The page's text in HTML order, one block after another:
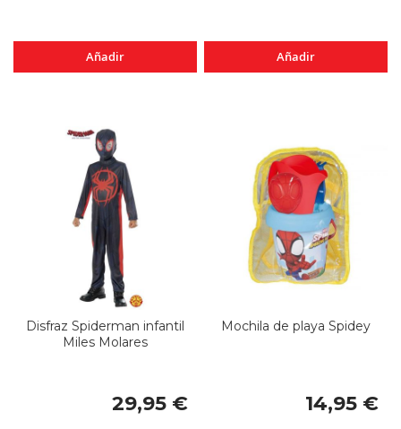
Añadir Añadir
Disfraz Spiderman infantil
Miles Molares
29,95 €
Mochila de playa Spidey
14,95 €